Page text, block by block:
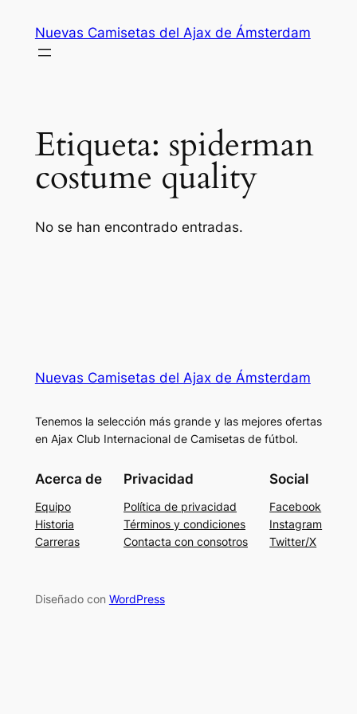
contenido
Nuevas Camisetas del Ajax de Ámsterdam
Etiqueta: spiderman
costume quality
No se han encontrado entradas.
Nuevas Camisetas del Ajax de Ámsterdam
Tenemos la selección más grande y las mejores ofertas
en Ajax Club Internacional de Camisetas de fútbol.
Acerca de
Equipo
Historia
Carreras
Privacidad
Política de privacidad
Términos y condiciones
Contacta con consotros
Social
Facebook
Instagram
Twitter/X
Diseñado con WordPress